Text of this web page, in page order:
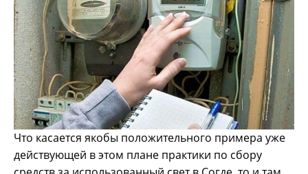
Что касается якобы положительного примера уже
действующей в этом плане практики по сбору